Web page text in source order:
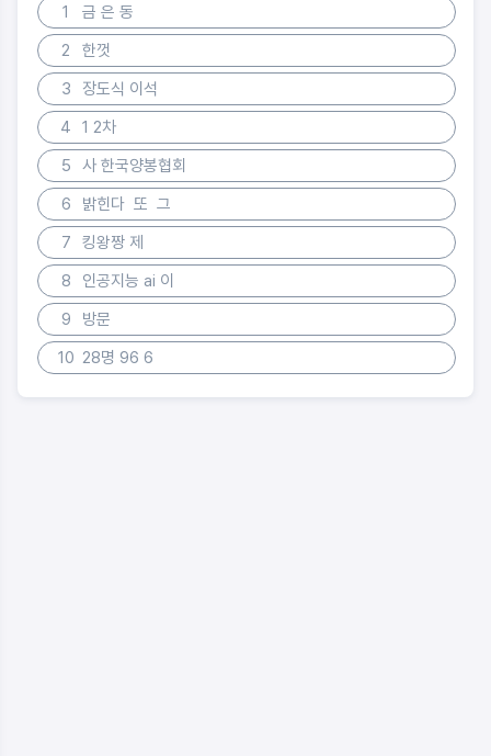
1
금 은 동
2
한껏
3
장도식 이석
4
1 2차
5
사 한국양봉협회
6
밝힌다 또 그
7
킹왕짱 제
8
인공지능 ai 이
9
방문
10 28명 96 6